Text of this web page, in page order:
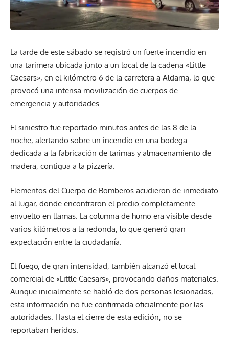
La tarde de este sábado se registró un fuerte incendio en
una tarimera ubicada junto a un local de la cadena «Little
Caesars», en el kilómetro 6 de la carretera a Aldama, lo que
provocó una intensa movilización de cuerpos de
emergencia y autoridades.
El siniestro fue reportado minutos antes de las 8 de la
noche, alertando sobre un incendio en una bodega
dedicada a la fabricación de tarimas y almacenamiento de
madera, contigua a la pizzería.
Elementos del Cuerpo de Bomberos acudieron de inmediato
al lugar, donde encontraron el predio completamente
envuelto en llamas. La columna de humo era visible desde
varios kilómetros a la redonda, lo que generó gran
expectación entre la ciudadanía.
El fuego, de gran intensidad, también alcanzó el local
comercial de «Little Caesars», provocando daños materiales.
Aunque inicialmente se habló de dos personas lesionadas,
esta información no fue confirmada oficialmente por las
autoridades. Hasta el cierre de esta edición, no se
reportaban heridos.